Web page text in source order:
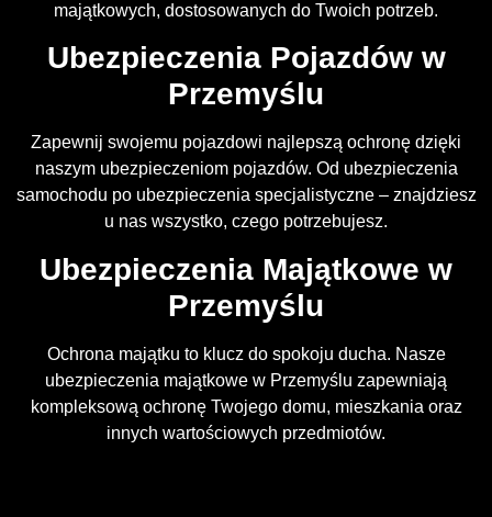
majątkowych, dostosowanych do Twoich potrzeb.
Ubezpieczenia Pojazdów w
Przemyślu
Zapewnij swojemu pojazdowi najlepszą ochronę dzięki
naszym ubezpieczeniom pojazdów. Od ubezpieczenia
samochodu po ubezpieczenia specjalistyczne – znajdziesz
u nas wszystko, czego potrzebujesz.
Ubezpieczenia Majątkowe w
Przemyślu
Ochrona majątku to klucz do spokoju ducha. Nasze
ubezpieczenia majątkowe w Przemyślu zapewniają
kompleksową ochronę Twojego domu, mieszkania oraz
innych wartościowych przedmiotów.